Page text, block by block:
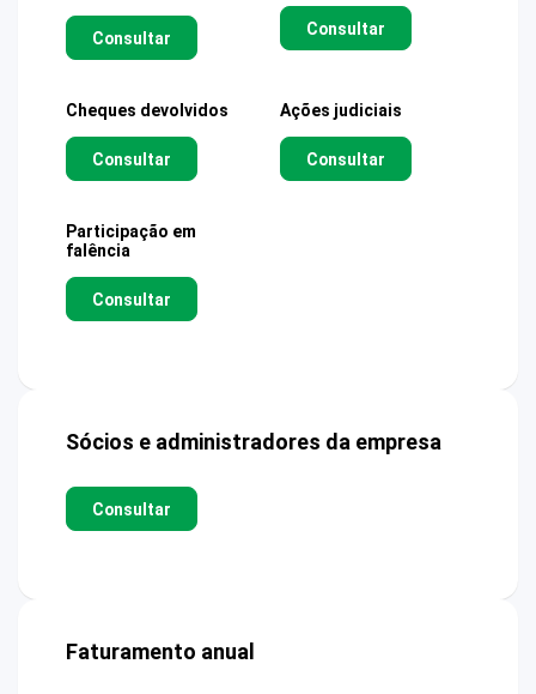
Consultar Consultar
Cheques devolvidos
Consultar
Ações judiciais
Consultar
Participação em
falência
Consultar
Sócios e administradores da empresa
Consultar
Faturamento anual